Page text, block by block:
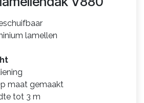
lamellen
maat gemaakt
tot 3 m